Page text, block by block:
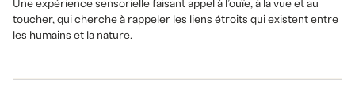
Une expérience sensorielle faisant appel à l’ouïe, à la vue et au
toucher, qui cherche à rappeler les liens étroits qui existent entre
les humains et la nature.